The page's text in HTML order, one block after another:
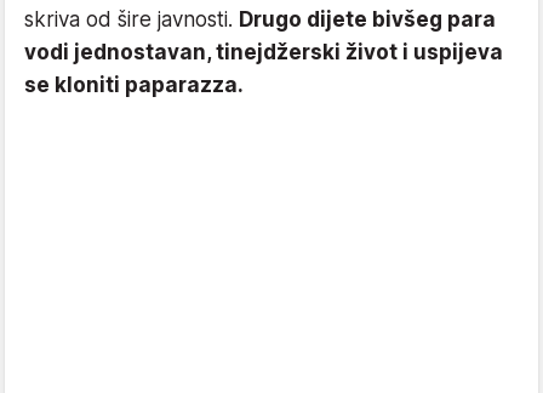
skriva od šire javnosti. Drugo dijete bivšeg para
vodi jednostavan, tinejdžerski život i uspijeva
se kloniti paparazza.